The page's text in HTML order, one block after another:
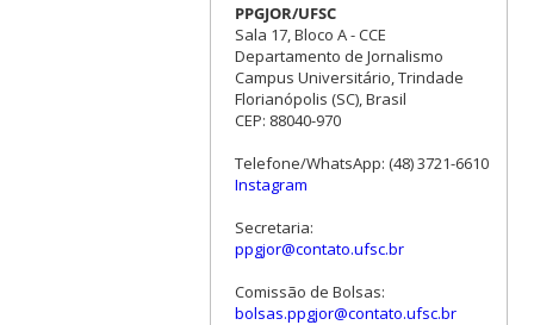
PPGJOR/UFSC
Sala 17, Bloco A - CCE
Departamento de Jornalismo
Campus Universitário, Trindade
Florianópolis (SC), Brasil
CEP: 88040-970
Telefone/WhatsApp: (48) 3721-6610
Instagram
Secretaria:
ppgjor@contato.ufsc.br
Comissão de Bolsas:
bolsas.ppgjor@contato.ufsc.br